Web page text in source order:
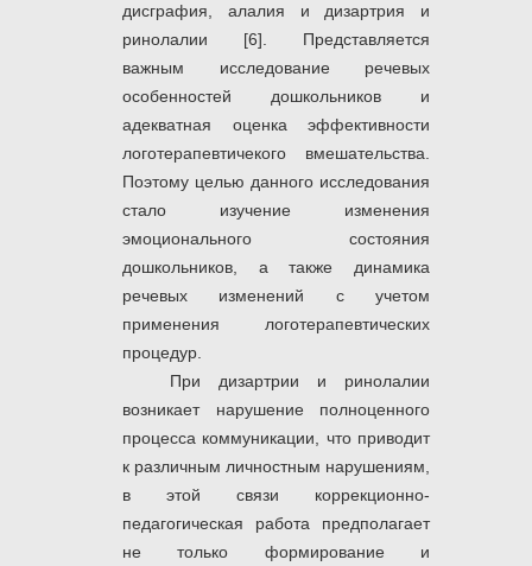
дисграфия, алалия и дизартрия и
ринолалии [6]. Представляется
важным исследование речевых
особенностей дошкольников и
адекватная оценка эффективности
логотерапевтичекого вмешательства.
Поэтому целью данного исследования
стало изучение изменения
эмоционального состояния
дошкольников, а также динамика
речевых изменений с учетом
применения логотерапевтических
процедур.
При дизартрии и ринолалии
возникает нарушение полноценного
процесса коммуникации, что приводит
к различным личностным нарушениям,
в этой связи коррекционно-
педагогическая работа предполагает
не только формирование и